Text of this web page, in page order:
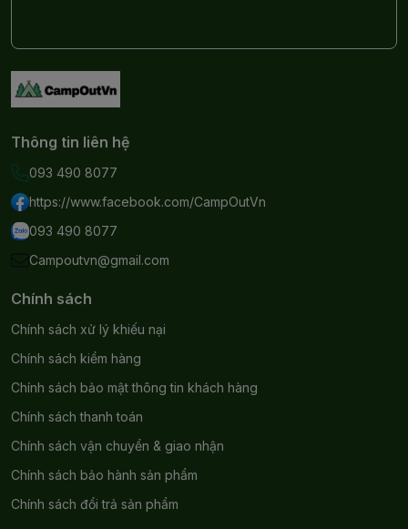
Thông tin liên hệ
093 490 8077
https://www.facebook.com/CampOutVn
093 490 8077
Campoutvn@gmail.com
Chính sách
Chính sách xử lý khiếu nại
Chính sách kiểm hàng
Chính sách bảo mật thông tin khách hàng
Chính sách thanh toán
Chính sách vận chuyển & giao nhận
Chính sách bảo hành sản phẩm
Chính sách đổi trả sản phẩm